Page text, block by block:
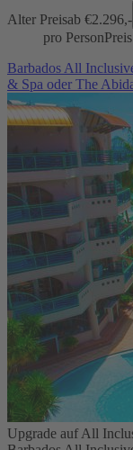
Alter Preisab €2.296,-
pro Person
Barbados All
& Spa oder The
Upgrade auf All